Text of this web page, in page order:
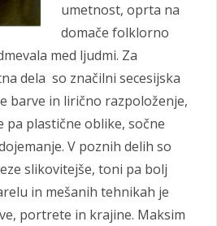
umetnost, oprta na
domače folklorno
med ljudmi. Za
dela so značilni secesijska
barve in lirično razpoloženje,
pa plastične oblike, sočne
V poznih delih so
slikovitejše, toni pa bolj
in mešanih tehnikah je
portrete in krajine. Maksim